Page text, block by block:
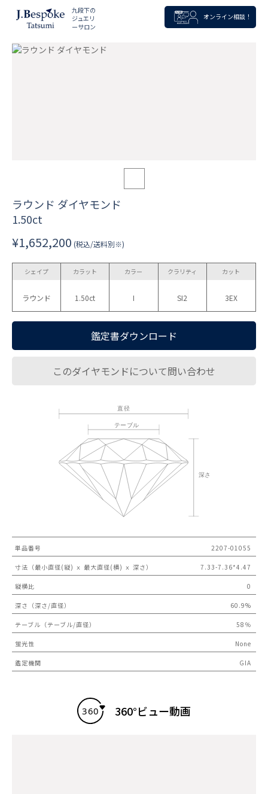
九段下の
ジュエリ
ーサロン
オンライン相談！
ラウンド ダイヤモンド
1.50ct
¥1,652,200 (税込/送料別※)
シェイプ
ラウンド
カラット
1.50ct
カラー
I
クラリティ
SI2
カット
3EX
鑑定書ダウンロード
このダイヤモンドについて問い合わせ
単品番号 2207-01055
寸法（最小直径(縦) ｘ 最大直径(横) ｘ 深さ） 7.33-7.36*4.47
縦横比 0
深さ（深さ/直径） 60.9%
テーブル（テーブル/直径） 58％
蛍光性 None
鑑定機関 GIA
360°ビュー動画